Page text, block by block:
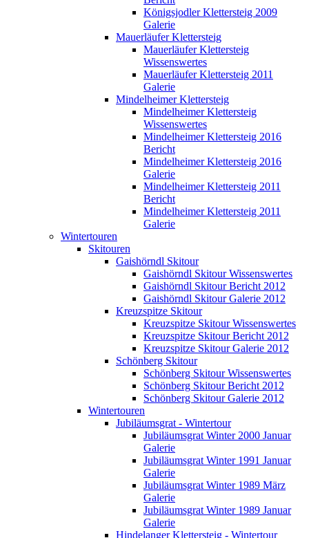
Königsjodler Klettersteig 2009
Galerie
Mauerläufer Klettersteig
Mauerläufer Klettersteig
Wissenswertes
Mauerläufer Klettersteig 2011
Galerie
Mindelheimer Klettersteig
Mindelheimer Klettersteig
Wissenswertes
Mindelheimer Klettersteig 2016
Bericht
Mindelheimer Klettersteig 2016
Galerie
Mindelheimer Klettersteig 2011
Bericht
Mindelheimer Klettersteig 2011
Galerie
Wintertouren
Skitouren
Gaishörndl Skitour
Gaishörndl Skitour Wissenswertes
Gaishörndl Skitour Bericht 2012
Gaishörndl Skitour Galerie 2012
Kreuzspitze Skitour
Kreuzspitze Skitour Wissenswertes
Kreuzspitze Skitour Bericht 2012
Kreuzspitze Skitour Galerie 2012
Schönberg Skitour
Schönberg Skitour Wissenswertes
Schönberg Skitour Bericht 2012
Schönberg Skitour Galerie 2012
Wintertouren
Jubiläumsgrat - Wintertour
Jubiläumsgrat Winter 2000 Januar
Galerie
Jubiläumsgrat Winter 1991 Januar
Galerie
Jubiläumsgrat Winter 1989 März
Galerie
Jubiläumsgrat Winter 1989 Januar
Galerie
Hindelanger Klettersteig - Wintertour